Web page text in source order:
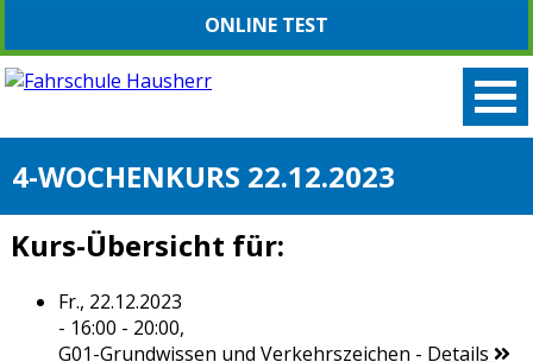
ONLINE TEST
4-WOCHENKURS 22.12.2023
Kurs-Übersicht für:
Fr., 22.12.2023
- 16:00 - 20:00,
G01-Grundwissen und Verkehrszeichen - Details